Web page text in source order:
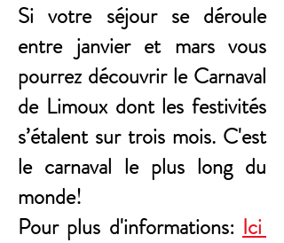
Si votre séjour se déroule
entre janvier et mars vous
pourrez découvrir le Carnaval
de Limoux dont les festivités
s’étalentsur trois mois. C'est
le carnaval le plus long du
monde!
Pour plus d'informations: Ici